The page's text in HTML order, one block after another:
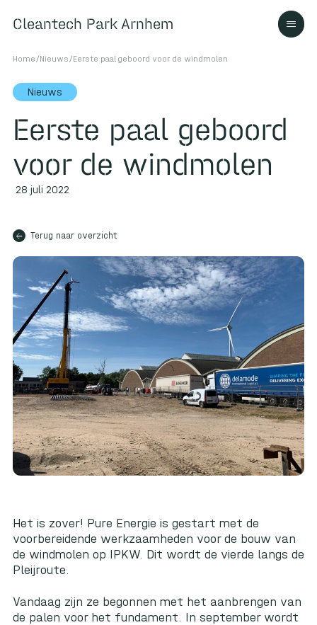
Cleantech Park Arnhem
Home /Nieuws /Eerste paal geboord voor de windmolen
Nieuws
Eerste paal geboord
voor de windmolen
28 juli 2022
arrow_back Terug naar overzicht
Het is zover! Pure Energie is gestart met de
voorbereidende werkzaamheden voor de bouw van
de windmolen op IPKW. Dit wordt de vierde langs de
Pleijroute.
Vandaag zijn ze begonnen met het aanbrengen van
de palen voor het fundament. In september wordt
Cleantech Park Arnhem
Over
Ecosysteem
Contact